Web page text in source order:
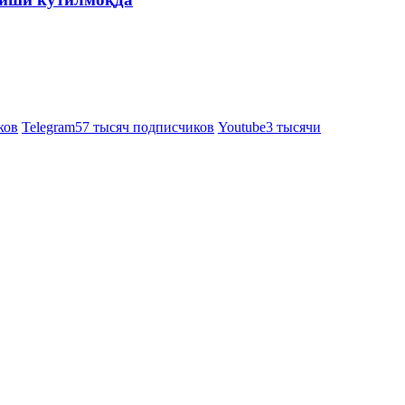
Telegram57 тысяч подписчиков Youtube3 тысячи